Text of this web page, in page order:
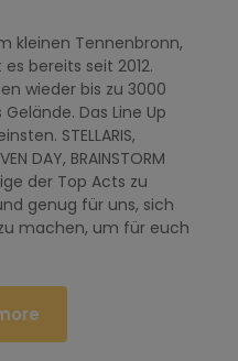
im kleinen Tennenbronn,
bereits seit 2012.
wieder bis zu 3000
Das Line Up
STELLARIS,
DAY, BRAINSTORM
der Top Acts zu
genug für uns, sich
machen, um für euch